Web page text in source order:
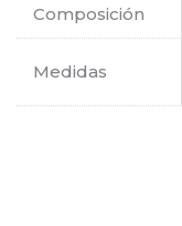
Composición
Medidas